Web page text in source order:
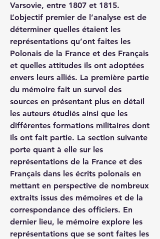
Varsovie, entre 1807 et 1815.
L’objectif premier de l’analyse est de
déterminer quelles étaient les
représentations qu’ont faites les
Polonais de la France et des Français
et quelles attitudes ils ont adoptées
envers leurs alliés. La première partie
du mémoire fait un survol des
sources en présentant plus en détail
les auteurs étudiés ainsi que les
différentes formations militaires dont
ils ont fait partie. La section suivante
porte quant à elle sur les
représentations de la France et des
Français dans les écrits polonais en
mettant en perspective de nombreux
extraits issus des mémoires et de la
correspondance des officiers. En
dernier lieu, le mémoire explore les
représentations que se sont faites les